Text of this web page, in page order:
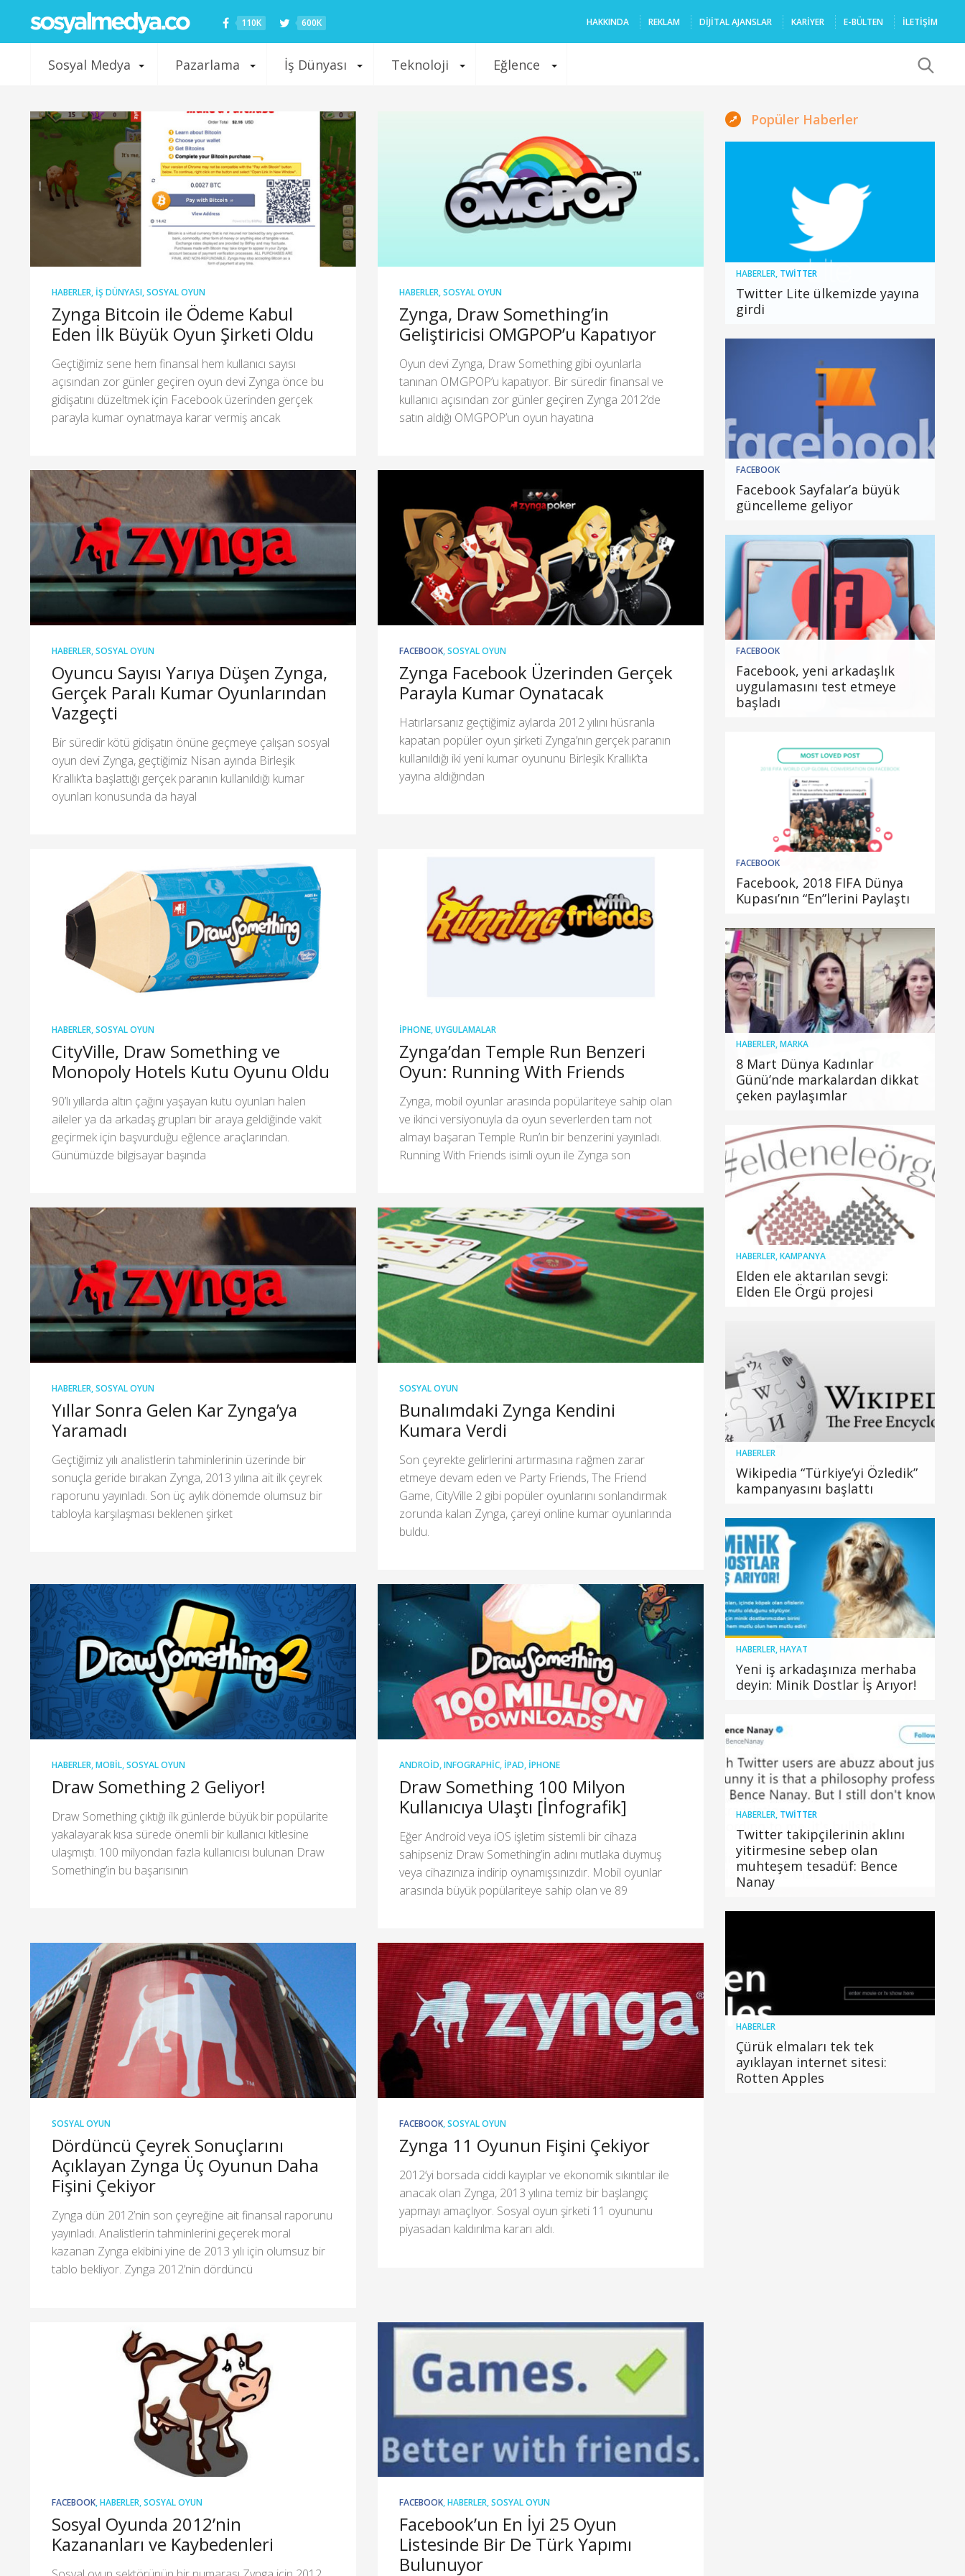
110K 600K HAKKINDA REKLAM DIJITAL AJANSLAR KARIYER E-BÜLTEN İLETİŞİM
Sosyal Medya Pazarlama İş Dünyası Teknoloji Eğlence
HABERLER, İŞ DÜNYASI,SOSYAL OYUN
Zynga Bitcoin ile Ödeme Kabul
Eden İlk Büyük Oyun Şirketi Oldu
Geçtiğimiz sene hem finansal hem kullanıcı sayısı
açısından zor günler geçiren oyun devi Zynga önce bu
gidişatını düzeltmek için Facebook üzerinden gerçek
parayla kumar oynatmaya karar vermiş ancak
HABERLER,SOSYAL OYUN
Zynga, Draw Something’in
Geliştiricisi OMGPOP’u Kapatıyor
Oyun devi Zynga, Draw Something gibi oyunlarla
tanınan OMGPOP’u kapatıyor. Bir süredir finansal ve
kullanıcı açısından zor günler geçiren Zynga 2012’de
satın aldığı OMGPOP’un oyun hayatına
HABERLER,SOSYAL OYUN
Oyuncu Sayısı Yarıya Düşen Zynga,
Gerçek Paralı Kumar Oyunlarından
Vazgeçti
Bir süredir kötü gidişatın önüne geçmeye çalışan sosyal
oyun devi Zynga, geçtiğimiz Nisan ayında Birleşik
Krallık’ta başlattığı gerçek paranın kullanıldığı kumar
oyunları konusunda da hayal
FACEBOOK,SOSYAL OYUN
Zynga Facebook Üzerinden Gerçek
Parayla Kumar Oynatacak
Hatırlarsanız geçtiğimiz aylarda 2012 yılını hüsranla
kapatan popüler oyun şirketi Zynga’nın gerçek paranın
kullanıldığı iki yeni kumar oyununu Birleşik Krallık’ta
yayına aldığından
HABERLER,SOSYAL OYUN
CityVille, Draw Something ve
Monopoly Hotels Kutu Oyunu Oldu
90’lı yıllarda altın çağını yaşayan kutu oyunları halen
aileler ya da arkadaş grupları bir araya geldiğinde vakit
geçirmek için başvurduğu eğlence araçlarından.
Günümüzde bilgisayar başında
IPHONE,UYGULAMALAR
Zynga’dan Temple Run Benzeri
Oyun: Running With Friends
Zynga, mobil oyunlar arasında popülariteye sahip olan
ve ikinci versiyonuyla da oyun severlerden tam not
almayı başaran Temple Run’ın bir benzerini yayınladı.
Running With Friends isimli oyun ile Zynga son
HABERLER,SOSYAL OYUN
Yıllar Sonra Gelen Kar Zynga’ya
Yaramadı
Geçtiğimiz yılı analistlerin tahminlerinin üzerinde bir
sonuçla geride bırakan Zynga, 2013 yılına ait ilk çeyrek
raporunu yayınladı. Son üç aylık dönemde olumsuz bir
tabloyla karşılaşması beklenen şirket
SOSYAL OYUN
Bunalımdaki Zynga Kendini
Kumara Verdi
Son çeyrekte gelirlerini artırmasına rağmen zarar
etmeye devam eden ve Party Friends, The Friend
Game, CityVille 2 gibi popüler oyunlarını sonlandırmak
zorunda kalan Zynga, çareyi online kumar oyunlarında
buldu.
HABERLER,MOBIL,SOSYAL OYUN
Draw Something 2 Geliyor!
Draw Something çıktığı ilk günlerde büyük bir popülarite
yakalayarak kısa sürede önemli bir kullanıcı kitlesine
ulaşmıştı. 100 milyondan fazla kullanıcısı bulunan Draw
Something’in bu başarısının
ANDROID,INFOGRAPHIC, IPAD, IPHONE
Draw Something 100 Milyon
Kullanıcıya Ulaştı [İnfografik]
Eğer Android veya iOS işletim sistemli bir cihaza
sahipseniz Draw Something’in adını mutlaka duymuş
veya cihazınıza indirip oynamışsınızdır. Mobil oyunlar
arasında büyük popülariteye sahip olan ve 89
SOSYAL OYUN
Dördüncü Çeyrek Sonuçlarını
Açıklayan Zynga Üç Oyunun Daha
Fişini Çekiyor
Zynga dün 2012’nin son çeyreğine ait finansal raporunu
yayınladı. Analistlerin tahminlerini geçerek moral
kazanan Zynga ekibini yine de 2013 yılı için olumsuz bir
tablo bekliyor. Zynga 2012’nin dördüncü
FACEBOOK,SOSYAL OYUN
Zynga 11 Oyunun Fişini Çekiyor
2012’yi borsada ciddi kayıplar ve ekonomik sıkıntılar ile
anacak olan Zynga, 2013 yılına temiz bir başlangıç
yapmayı amaçlıyor. Sosyal oyun şirketi 11 oyununu
piyasadan kaldırılma kararı aldı.
FACEBOOK,HABERLER,SOSYAL OYUN
Sosyal Oyunda 2012’nin
Kazananları ve Kaybedenleri
FACEBOOK,HABERLER,SOSYAL OYUN
Facebook’un En İyi 25 Oyun
Listesinde Bir De Türk Yapımı
Bulunuyor
Popüler Haberler
HABERLER, TWITTER
Twitter Lite ülkemizde yayına
girdi
FACEBOOK
Facebook Sayfalar’a büyük
güncelleme geliyor
FACEBOOK
Facebook, yeni arkadaşlık
uygulamasını test etmeye
başladı
FACEBOOK
Facebook, 2018 FIFA Dünya
Kupası’nın “En”lerini Paylaştı
HABERLER,MARKA
8 Mart Dünya Kadınlar
Günü’nde markalardan dikkat
çeken paylaşımlar
HABERLER,KAMPANYA
Elden ele aktarılan sevgi:
Elden Ele Örgü projesi
HABERLER
Wikipedia “Türkiye’yi Özledik”
kampanyasını başlattı
HABERLER,HAYAT
Yeni iş arkadaşınıza merhaba
deyin: Minik Dostlar İş Arıyor!
HABERLER, TWITTER
Twitter takipçilerinin aklını
yitirmesine sebep olan
muhteşem tesadüf: Bence
Nanay
HABERLER
Çürük elmaları tek tek
ayıklayan internet sitesi:
Rotten Apples